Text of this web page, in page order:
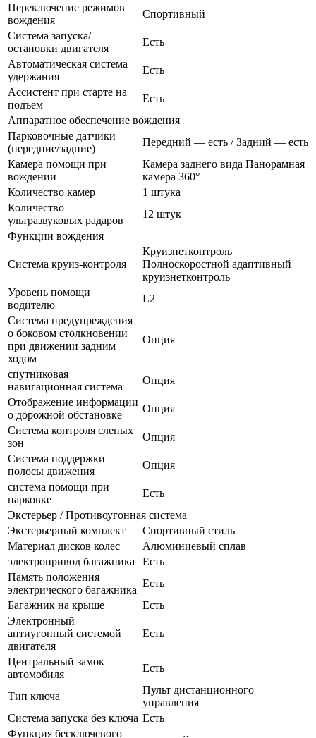
Переключение режимов
вождения
Спортивный
Система запуска/
остановки двигателя
Есть
Автоматическая система
удержания
Есть
Ассистент при старте на
подъем
Есть
Аппаратное обеспечение вождения
Парковочные датчики
(передние/задние)
Передний — есть / Задний — есть
Камера помощи при
вождении
Камера заднего вида Панорамная
камера 360°
Количество камер
1 штука
Количество
ультразвуковых радаров
12 штук
Функции вождения
Система круиз-контроля
Круизнетконтроль
Полноскоростной адаптивный
круизнетконтроль
Уровень помощи
водителю
L2
Система предупреждения
о боковом столкновении
при движении задним
ходом
Опция
спутниковая
навигационная система
Опция
Отображение информации
о дорожной обстановке
Опция
Система контроля слепых
зон
Опция
Система поддержки
полосы движения
Опция
система помощи при
парковке
Есть
Экстерьер / Противоугонная система
Экстерьерный комплект
Спортивный стиль
Материал дисков колес
Алюминиевый сплав
электропривод багажника
Есть
Память положения
электрического багажника
Есть
Багажник на крыше
Есть
Электронный
антиугонный системой
двигателя
Есть
Центральный замок
автомобиля
Есть
Тип ключа
Пульт дистанционного
управления
Система запуска без ключа Есть
Функция бесключевого